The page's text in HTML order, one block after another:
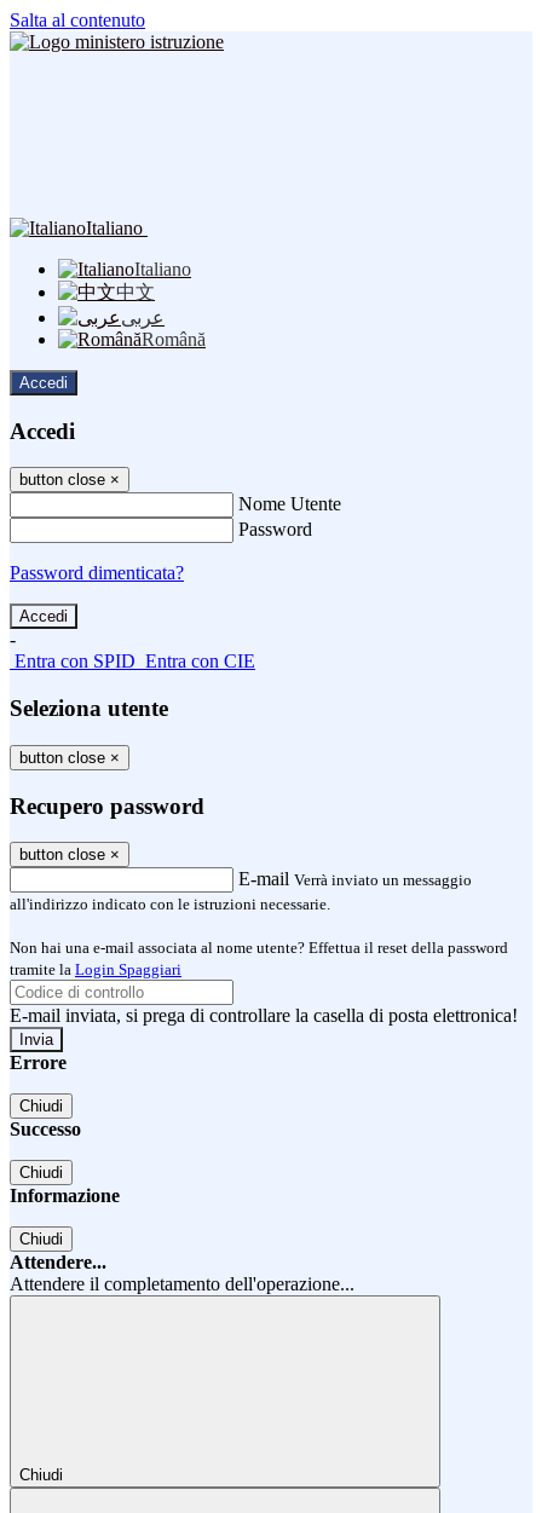
Salta al contenuto
Italiano
Italiano
中文
عربى
Română
Accedi
Accedi
button close ×
Nome Utente
Password
Password dimenticata?
-
Entra con SPID Entra con CIE
Seleziona utente
button close ×
Recupero password
button close ×
E-mail Verrà inviato un messaggio
all'indirizzo indicato con le istruzioni necessarie.
Non hai una e-mail associata al nome utente? Effettua il reset della password
tramite la Login Spaggiari
E-mail inviata, si prega di controllare la casella di posta elettronica!
Errore
Chiudi
Successo
Chiudi
Informazione
Chiudi
Attendere...
Attendere il completamento dell'operazione...
Chiudi